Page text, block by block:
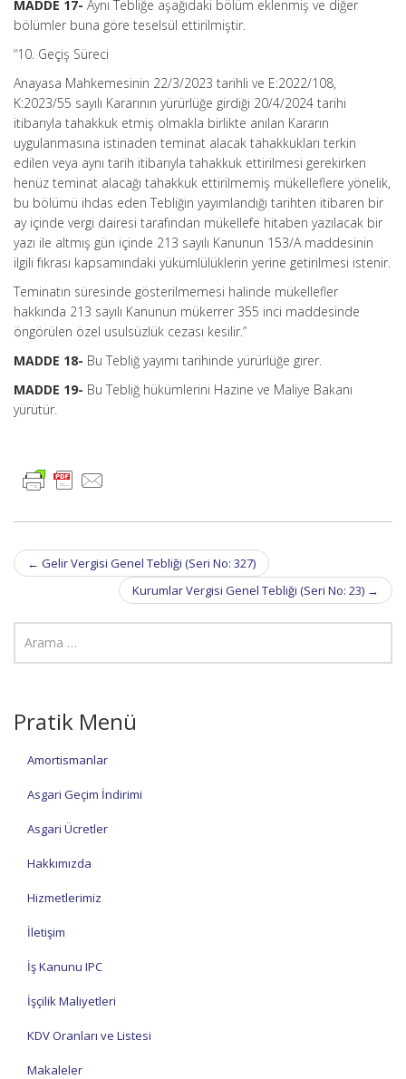
MADDE 17- Aynı Tebliğe aşağıdaki bölüm eklenmiş ve diğer
bölümler buna göre teselsül ettirilmiştir.
“10. Geçiş Süreci
Anayasa Mahkemesinin 22/3/2023 tarihli ve E:2022/108,
K:2023/55 sayılı Kararının yürürlüğe girdiği 20/4/2024 tarihi
itibarıyla tahakkuk etmiş olmakla birlikte anılan Kararın
uygulanmasına istinaden teminat alacak tahakkukları terkin
edilen veya aynı tarih itibarıyla tahakkuk ettirilmesi gerekirken
henüz teminat alacağı tahakkuk ettirilmemiş mükelleflere yönelik,
bu bölümü ihdas eden Tebliğin yayımlandığı tarihten itibaren bir
ay içinde vergi dairesi tarafından mükellefe hitaben yazılacak bir
yazı ile altmış gün içinde 213 sayılı Kanunun 153/A maddesinin
ilgili fıkrası kapsamındaki yükümlülüklerin yerine getirilmesi istenir.
Teminatın süresinde gösterilmemesi halinde mükellefler
hakkında 213 sayılı Kanunun mükerrer 355 inci maddesinde
öngörülen özel usulsüzlük cezası kesilir.”
MADDE 18- Bu Tebliğ yayımı tarihinde yürürlüğe girer.
MADDE 19- Bu Tebliğ hükümlerini Hazine ve Maliye Bakanı
yürütür.
Post
navigation
← Gelir Vergisi Genel Tebliği (Seri No: 327)
Kurumlar Vergisi Genel Tebliği (Seri No: 23) →
Pratik Menü
Amortismanlar
Asgari Geçim İndirimi
Asgari Ücretler
Hakkımızda
Hizmetlerimiz
İletişim
İş Kanunu IPC
İşçilik Maliyetleri
KDV Oranları ve Listesi
Makaleler